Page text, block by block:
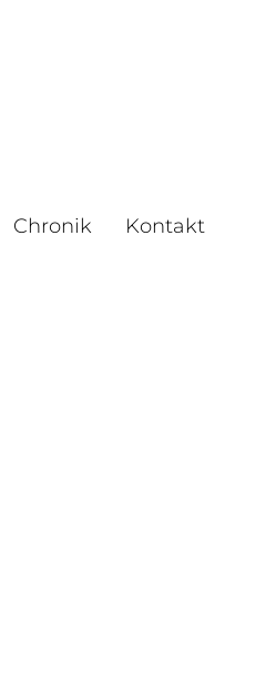
Chronik Kontakt